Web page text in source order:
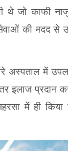
थे जो काफी
की मदद से
अस्पताल में
इलाज प्रदान
में ही किया